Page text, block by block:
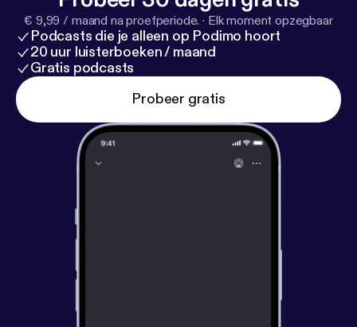
€ 9,99 / maand na proefperiode. · Elk moment opzegbaar
Podcasts die je alleen op Podimo hoort
20 uur luisterboeken / maand
Gratis podcasts
Probeer gratis